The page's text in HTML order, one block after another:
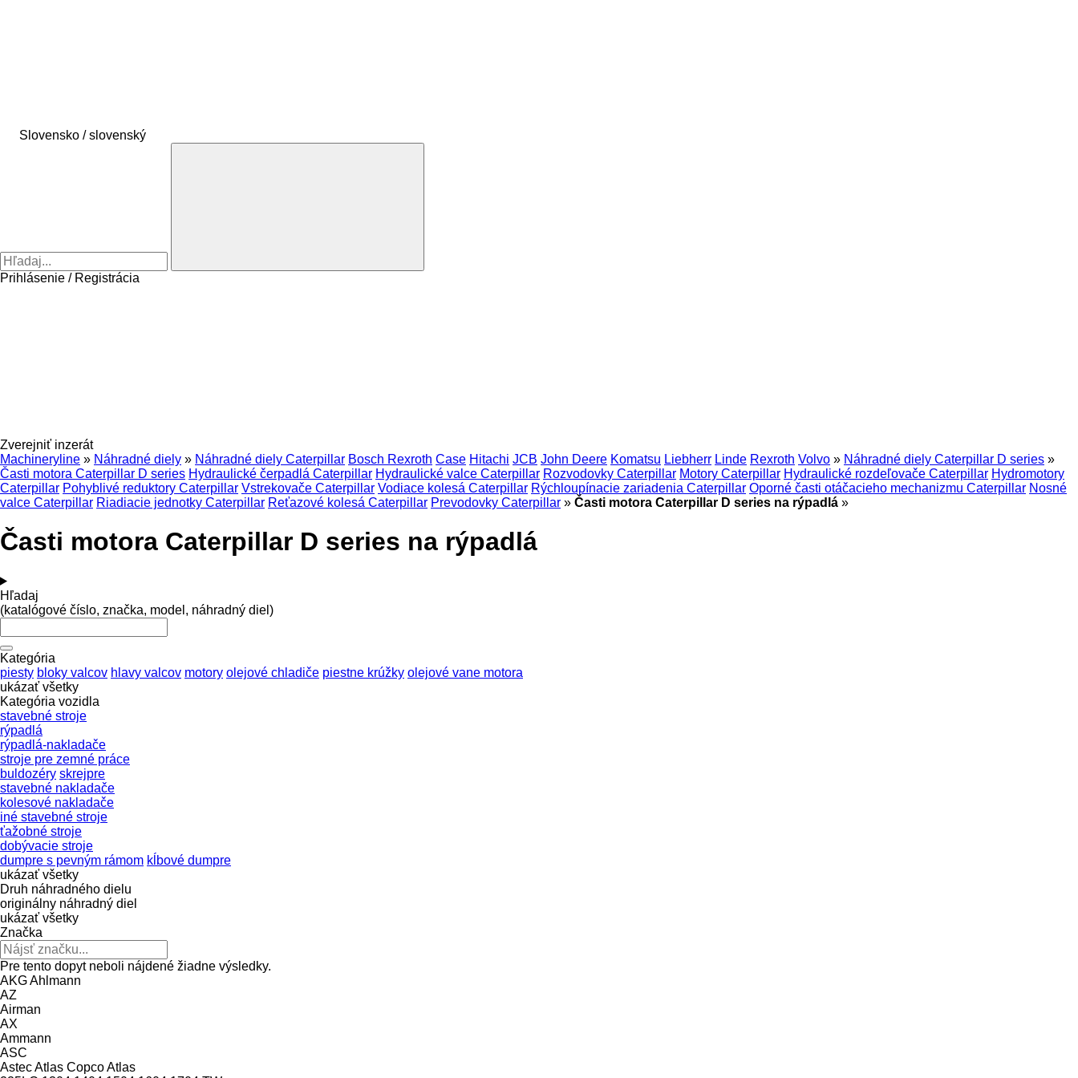
Slovensko / slovenský
Prihlásenie / Registrácia
Zverejniť inzerát
Machineryline » Náhradné diely » Náhradné diely Caterpillar Bosch Rexroth Case Hitachi JCB John Deere Komatsu Liebherr Linde Rexroth Volvo » Náhradné diely Caterpillar D series »
Časti motora Caterpillar D series Hydraulické čerpadlá Caterpillar Hydraulické valce Caterpillar Rozvodovky Caterpillar Motory Caterpillar Hydraulické rozdeľovače Caterpillar Hydromotory
Caterpillar Pohyblivé reduktory Caterpillar Vstrekovače Caterpillar Vodiace kolesá Caterpillar Rýchloupínacie zariadenia Caterpillar Oporné časti otáčacieho mechanizmu Caterpillar Nosné
valce Caterpillar Riadiacie jednotky Caterpillar Reťazové kolesá Caterpillar Prevodovky Caterpillar » Časti motora Caterpillar D series na rýpadlá »
Časti motora Caterpillar D series na rýpadlá
Hľadaj
(katalógové číslo, značka, model, náhradný diel)
Kategória
piesty bloky valcov hlavy valcov motory olejové chladiče piestne krúžky olejové vane motora
ukázať všetky
Kategória vozidla
stavebné stroje
rýpadlá
rýpadlá-nakladače
stroje pre zemné práce
buldozéry skrejpre
stavebné nakladače
kolesové nakladače
iné stavebné stroje
ťažobné stroje
dobývacie stroje
dumpre s pevným rámom kĺbové dumpre
ukázať všetky
Druh náhradného dielu
originálny náhradný diel
ukázať všetky
Značka
Pre tento dopyt neboli nájdené žiadne výsledky.
AKGAhlmann
AZ
Airman
AX
Ammann
ASC
AstecAtlas CopcoAtlas